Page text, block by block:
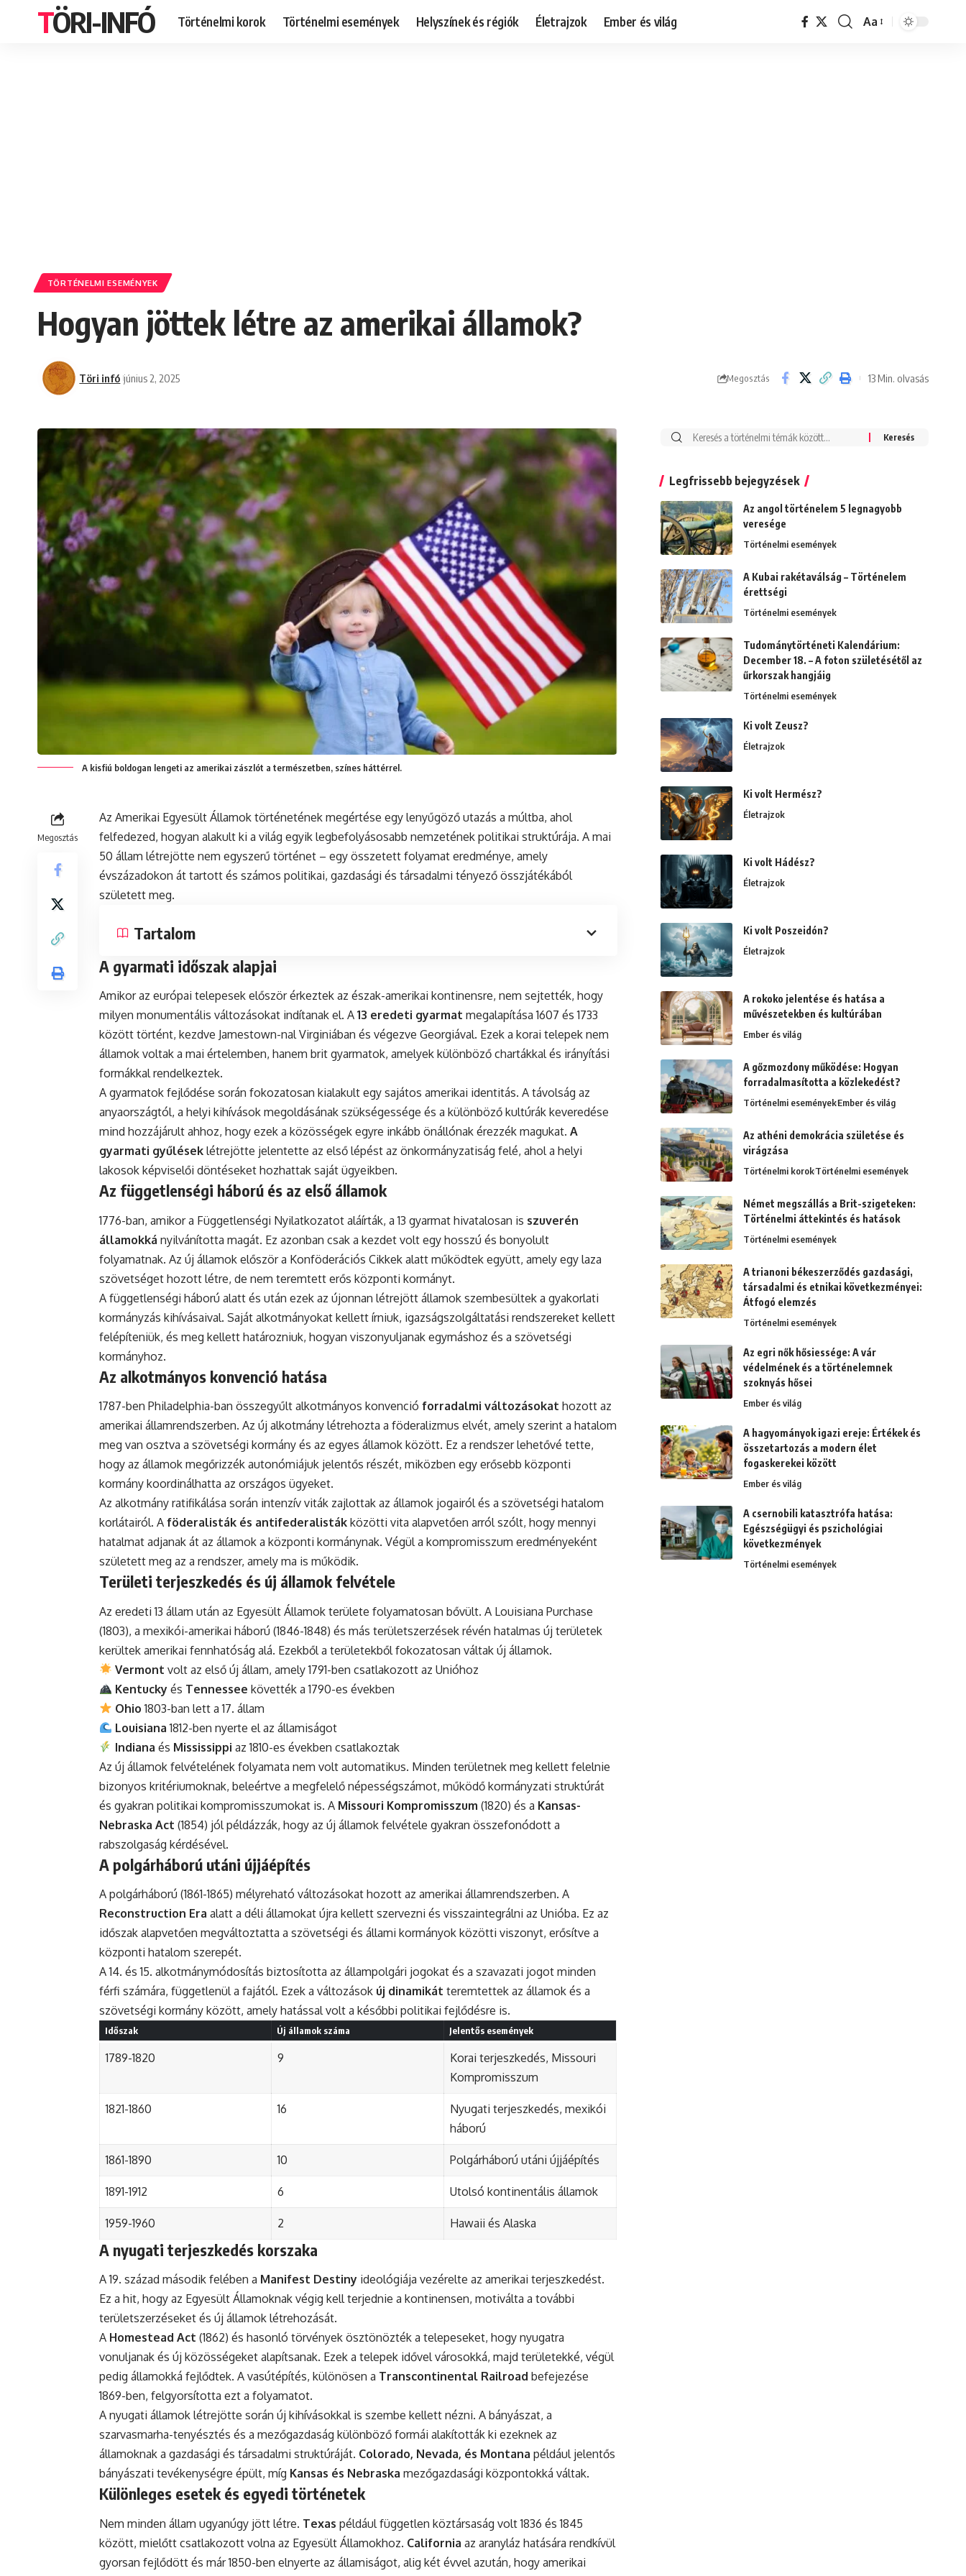
TÖRI-INFÓ Történelmi korok Történelmi események Helyszínek és régiók Életrajzok Ember és világ
Font
Aa
TÖRTÉNELMI ESEMÉNYEK
Hogyan jöttek létre az amerikai államok?
Töri infó június 2, 2025 Megosztás 13 Min. olvasás
A kisfiú boldogan lengeti az amerikai zászlót a természetben, színes háttérrel.
Megosztás
Az Amerikai Egyesült Államok történetének megértése egy lenyűgöző utazás a múltba, ahol
felfedezed, hogyan alakult ki a világ egyik legbefolyásosabb nemzetének politikai struktúrája. A mai
50 állam létrejötte nem egyszerű történet – egy összetett folyamat eredménye, amely
évszázadokon át tartott és számos politikai, gazdasági és társadalmi tényező összjátékából
született meg.
Tartalom
A gyarmati időszak alapjai
Amikor az európai telepesek először érkeztek az észak-amerikai kontinensre, nem sejtették, hogy
milyen monumentális változásokat indítanak el. A 13 eredeti gyarmat megalapítása 1607 és 1733
között történt, kezdve Jamestown-nal Virginiában és végezve Georgiával. Ezek a korai telepek nem
államok voltak a mai értelemben, hanem brit gyarmatok, amelyek különböző chartákkal és irányítási
formákkal rendelkeztek.
A gyarmatok fejlődése során fokozatosan kialakult egy sajátos amerikai identitás. A távolság az
anyaországtól, a helyi kihívások megoldásának szükségessége és a különböző kultúrák keveredése
mind hozzájárult ahhoz, hogy ezek a közösségek egyre inkább önállónak érezzék magukat. A
gyarmati gyűlések létrejötte jelentette az első lépést az önkormányzatiság felé, ahol a helyi
lakosok képviselői döntéseket hozhattak saját ügyeikben.
Az függetlenségi háború és az első államok
1776-ban, amikor a Függetlenségi Nyilatkozatot aláírták, a 13 gyarmat hivatalosan is szuverén
államokká nyilvánította magát. Ez azonban csak a kezdet volt egy hosszú és bonyolult
folyamatnak. Az új államok először a Konföderációs Cikkek alatt működtek együtt, amely egy laza
szövetséget hozott létre, de nem teremtett erős központi kormányt.
A függetlenségi háború alatt és után ezek az újonnan létrejött államok szembesültek a gyakorlati
kormányzás kihívásaival. Saját alkotmányokat kellett írniuk, igazságszolgáltatási rendszereket kellett
felépíteniük, és meg kellett határozniuk, hogyan viszonyuljanak egymáshoz és a szövetségi
kormányhoz.
Az alkotmányos konvenció hatása
1787-ben Philadelphia-ban összegyűlt alkotmányos konvenció forradalmi változásokat hozott az
amerikai államrendszerben. Az új alkotmány létrehozta a föderalizmus elvét, amely szerint a hatalom
meg van osztva a szövetségi kormány és az egyes államok között. Ez a rendszer lehetővé tette,
hogy az államok megőrizzék autonómiájuk jelentős részét, miközben egy erősebb központi
kormány koordinálhatta az országos ügyeket.
Az alkotmány ratifikálása során intenzív viták zajlottak az államok jogairól és a szövetségi hatalom
korlátairól. A föderalisták és antifederalisták közötti vita alapvetően arról szólt, hogy mennyi
hatalmat adjanak át az államok a központi kormánynak. Végül a kompromisszum eredményeként
született meg az a rendszer, amely ma is működik.
Területi terjeszkedés és új államok felvétele
Az eredeti 13 állam után az Egyesült Államok területe folyamatosan bővült. A Louisiana Purchase
(1803), a mexikói-amerikai háború (1846-1848) és más területszerzések révén hatalmas új területek
kerültek amerikai fennhatóság alá. Ezekből a területekből fokozatosan váltak új államok.
Vermont volt az első új állam, amely 1791-ben csatlakozott az Unióhoz
Kentucky és Tennessee követték a 1790-es években
Ohio 1803-ban lett a 17. állam
Louisiana 1812-ben nyerte el az államiságot
Indiana és Mississippi az 1810-es években csatlakoztak
Az új államok felvételének folyamata nem volt automatikus. Minden területnek meg kellett felelnie
bizonyos kritériumoknak, beleértve a megfelelő népességszámot, működő kormányzati struktúrát
és gyakran politikai kompromisszumokat is. A Missouri Kompromisszum (1820) és a Kansas-
Nebraska Act (1854) jól példázzák, hogy az új államok felvétele gyakran összefonódott a
rabszolgaság kérdésével.
A polgárháború utáni újjáépítés
A polgárháború (1861-1865) mélyreható változásokat hozott az amerikai államrendszerben. A
Reconstruction Era alatt a déli államokat újra kellett szervezni és visszaintegrálni az Unióba. Ez az
időszak alapvetően megváltoztatta a szövetségi és állami kormányok közötti viszonyt, erősítve a
központi hatalom szerepét.
A 14. és 15. alkotmánymódosítás biztosította az állampolgári jogokat és a szavazati jogot minden
férfi számára, függetlenül a fajától. Ezek a változások új dinamikát teremtettek az államok és a
szövetségi kormány között, amely hatással volt a későbbi politikai fejlődésre is.
Időszak Új államok száma Jelentős események
1789-1820 9
Korai terjeszkedés, Missouri
Kompromisszum
1821-1860 16
Nyugati terjeszkedés, mexikói
háború
1861-1890 10 Polgárháború utáni újjáépítés
1891-1912 6 Utolsó kontinentális államok
1959-1960 2 Hawaii és Alaska
A nyugati terjeszkedés korszaka
A 19. század második felében a Manifest Destiny ideológiája vezérelte az amerikai terjeszkedést.
Ez a hit, hogy az Egyesült Államoknak végig kell terjednie a kontinensen, motiválta a további
területszerzéseket és új államok létrehozását.
A Homestead Act (1862) és hasonló törvények ösztönözték a telepeseket, hogy nyugatra
vonuljanak és új közösségeket alapítsanak. Ezek a telepek idővel városokká, majd területekké, végül
pedig államokká fejlődtek. A vasútépítés, különösen a Transcontinental Railroad befejezése
1869-ben, felgyorsította ezt a folyamatot.
A nyugati államok létrejötte során új kihívásokkal is szembe kellett nézni. A bányászat, a
szarvasmarha-tenyésztés és a mezőgazdaság különböző formái alakították ki ezeknek az
államoknak a gazdasági és társadalmi struktúráját. Colorado, Nevada, és Montana például jelentős
bányászati tevékenységre épült, míg Kansas és Nebraska mezőgazdasági központokká váltak.
Különleges esetek és egyedi történetek
Nem minden állam ugyanúgy jött létre. Texas például független köztársaság volt 1836 és 1845
között, mielőtt csatlakozott volna az Egyesült Államokhoz. California az aranyláz hatására rendkívül
gyorsan fejlődött és már 1850-ben elnyerte az államiságot, alig két évvel azután, hogy amerikai
Search
Legfrissebb bejegyzések
Az angol történelem 5 legnagyobb
veresége
Történelmi események
A Kubai rakétaválság – Történelem
érettségi
Történelmi események
Tudománytörténeti Kalendárium:
December 18. – A foton születésétől az
űrkorszak hangjáig
Történelmi események
Ki volt Zeusz?
Életrajzok
Ki volt Hermész?
Életrajzok
Ki volt Hádész?
Életrajzok
Ki volt Poszeidón?
Életrajzok
A rokoko jelentése és hatása a
művészetekben és kultúrában
Ember és világ
A gőzmozdony működése: Hogyan
forradalmasította a közlekedést?
Történelmi eseményekEmber és világ
Az athéni demokrácia születése és
virágzása
Történelmi korokTörténelmi események
Német megszállás a Brit-szigeteken:
Történelmi áttekintés és hatások
Történelmi események
A trianoni békeszerződés gazdasági,
társadalmi és etnikai következményei:
Átfogó elemzés
Történelmi események
Az egri nők hősiessége: A vár
védelmének és a történelemnek
szoknyás hősei
Ember és világ
A hagyományok igazi ereje: Értékek és
összetartozás a modern élet
fogaskerekei között
Ember és világ
A csernobili katasztrófa hatása:
Egészségügyi és pszichológiai
következmények
Történelmi események